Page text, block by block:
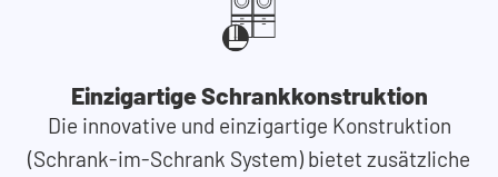
Einzigartige Schrankkonstruktion
Die innovative und einzigartige Konstruktion
(Schrank-im-Schrank System) bietet zusätzliche